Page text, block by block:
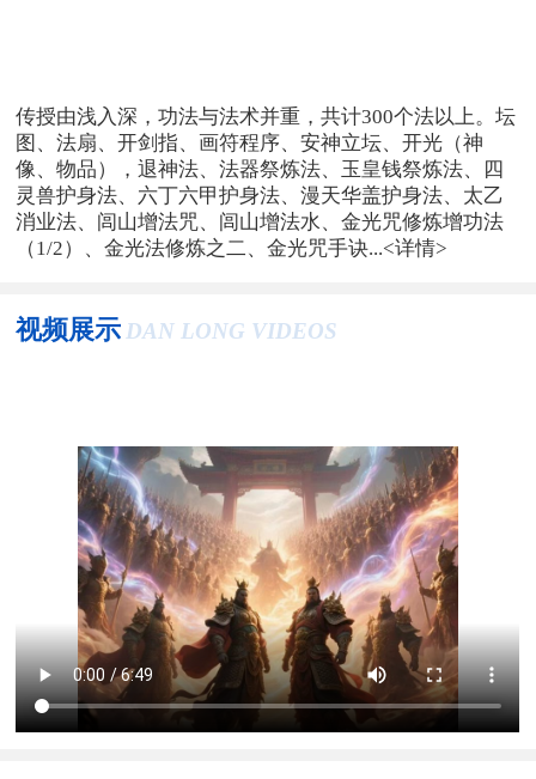
传授由浅入深，功法与法术并重，共计300个法以上。坛
图、法扇、开剑指、画符程序、安神立坛、开光（神
像、物品），退神法、法器祭炼法、玉皇钱祭炼法、四
灵兽护身法、六丁六甲护身法、漫天华盖护身法、太乙
消业法、闾山增法咒、闾山增法水、金光咒修炼增功法
（1/2）、金光法修炼之二、金光咒手诀...<详情>
视频展示 DAN LONG VIDEOS